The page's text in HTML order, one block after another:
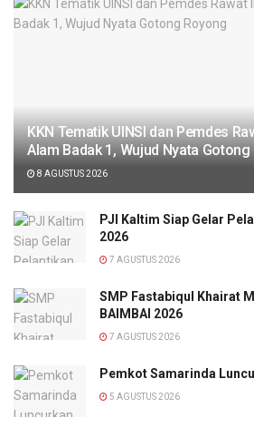
KKN Tematik UINSI dan Pemdes
Alam Badak 1, Wujud Nyata
8 AGUSTUS 2026
PJI Kaltim Siap Gelar
2026
7 AGUSTUS 2026
SMP Fastabiqul Khairat
BAIMBAI 2026
7 AGUSTUS 2026
Pemkot Samarinda
5 AGUSTUS 2026